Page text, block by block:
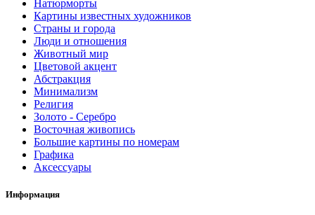
Натюрморты
Картины известных художников
Страны и города
Люди и отношения
Животный мир
Цветовой акцент
Абстракция
Минимализм
Религия
Золото - Серебро
Восточная живопись
Большие картины по номерам
Графика
Аксессуары
Информация